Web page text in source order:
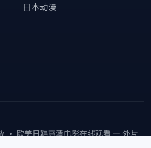
日本动漫
· 欧美日韩高清电影在线观看 — 外片